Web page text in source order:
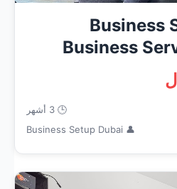
Business
Business
🕒 3 أشهر
👤 Business Setup Dubai